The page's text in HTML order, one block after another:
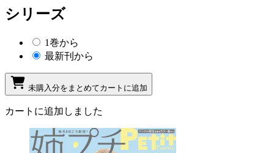
シリーズ
1巻から
最新刊から
未購入分をまとめてカートに追加
カートに追加しました